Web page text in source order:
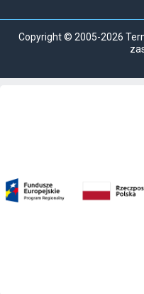
Copyright © 2005-2026